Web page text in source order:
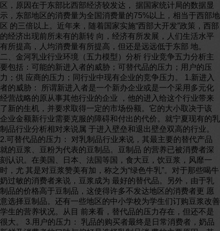
区，原因在于东部比西部经济较发达， 据国家统计局的数据显
示，东部地区的消费量为全国消费量的75%以上，相当于西部地
区 的三倍以上。近年来，随着国家实施“西部大开发”政策，西部
的经济出现前所未有的新转 向，经济有所发展，人们生活水平
有所提高，人均消费量有所提高，但还是远远低于东部 地。
二、金河乳业行业环境（五力模型）分析 行业竞争五力分析主
要包括：可能的新进入者的威胁；可替代品的压力；用户的压
力；供 应商的压力；同行业中现有企业的竞争压力。 1.新进入
者的威胁： 所谓新进入者是一个新办企业或是一个采用多元化
经营战略的原从事其他行业的企业 ，他的进入给这个行业带来
了新的生机，并要求取得一定的市场份额。它的大小取决于该
企业金额新行业需要克服的障碍和付出的代价。就宁夏现有的乳
制品行业分析相对来说属 于进入壁垒和退出壁垒双高的行业。
2.可替代品的压力： 对乳制品行业来说，其最主要的替代产品
就的豆浆、豆粉为代表的豆制品。豆制品 的营养已被消费者深
刻认识。在美国、日本、法国等国，食大豆，饮豆浆，风靡一
时，尤 其是对豆浆赞美有加，称之为“绿色牛乳”。对于那些喝牛
奶过敏的消费者来说，豆浆成为 最好的替代品。另外，由于乳
制品的价格高于豆制品，这使得许多不发达地区的消费者更 愿
意选择豆制品。还有一些地区的中小学校为学生们订购豆浆改善
学生的营养状况。从目 前来看，替代品的压力存在，但还不是
很大。 3.用户的压力： 乳品的购买者最终是日常消费者，奶品